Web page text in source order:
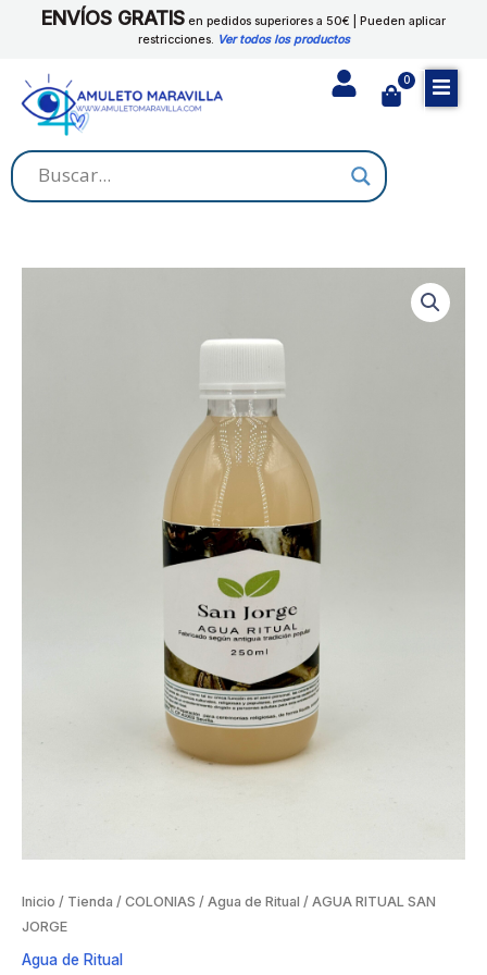
ENVÍOS GRATIS en pedidos superiores a 50€ | Pueden aplicar
restricciones. Ver todos los productos
0
Cart
Inicio / Tienda / COLONIAS / Agua de Ritual / AGUA RITUAL SAN
JORGE
Agua de Ritual
JORGE